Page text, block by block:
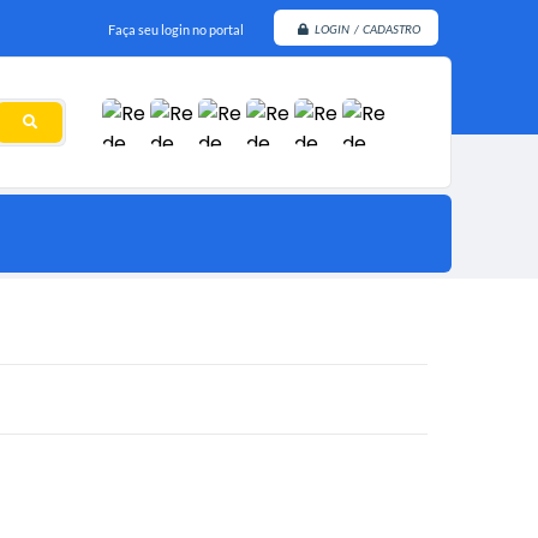
Faça seu login no portal LOGIN / CADASTRO